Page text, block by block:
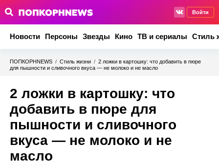
Войти
Новости Персоны Звезды Кино ТВ и сериалы Стиль
ПОПКОРНNEWS / Стиль жизни / 2 ложки в картошку: что добавить в пюре
для пышности и сливочного вкуса — не молоко и не масло
2 ложки в картошку: что
добавить в пюре для
пышности и сливочного
вкуса — не молоко и не
масло